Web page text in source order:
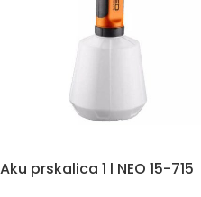
Aku prskalica 1 l NEO 15-715